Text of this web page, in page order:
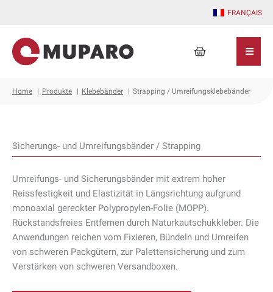
springen
FRANÇAIS
Warenkorb
Home Produkte Klebebänder Strapping / Umreifungsklebebänder
Sicherungs- und Umreifungsbänder / Strapping
Umreifungs- und Sicherungsbänder mit extrem hoher
Reissfestigkeit und Elastizität in Längsrichtung aufgrund
monoaxial gereckter Polypropylen-Folie (MOPP).
Rückstandsfreies Entfernen durch Naturkautschukkleber. Die
Anwendungen reichen vom Fixieren, Bündeln und Umreifen
von schweren Packgütern, zur Palettensicherung und zum
Verstärken von schweren Versandboxen.